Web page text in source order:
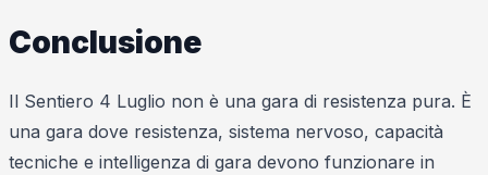
Conclusione
Il Sentiero 4 Luglio non è una gara di resistenza pura. È
una gara dove resistenza, sistema nervoso, capacità
tecniche e intelligenza di gara devono funzionare in